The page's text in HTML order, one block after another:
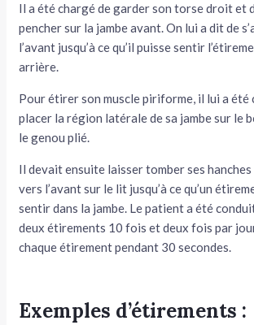
Il a été chargé de garder son torse droit et
pencher sur la jambe avant. On lui a dit de
l’avant jusqu’à ce qu’il puisse sentir
arrière.
Pour étirer son muscle piriforme, il lui a été
placer la région latérale de sa jambe sur le
le genou plié.
Il devait ensuite laisser tomber ses
vers l’avant sur le lit jusqu’à ce qu’un
sentir dans la jambe. Le patient a été
deux étirements 10 fois et deux fois par
chaque étirement pendant 30 secondes.
Exemples d’étirements :